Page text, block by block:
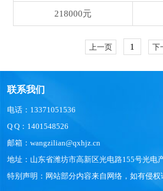
218000元
上一页 1 下
联系我们
电话：13371051536
Q Q：1401548526
邮箱：wangzilian@qxhjz.cn
地址：山东省潍坊市高新区光电路155号光电
特别声明：网站部分内容来自网络，如有侵权